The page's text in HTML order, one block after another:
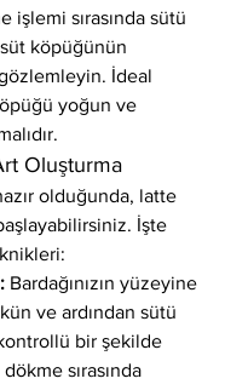
işlemi sırasında sütü
süt köpüğünün
İdeal
yoğun ve
Oluşturma
olduğunda, latte
İşte
Bardağınızın yüzeyine
ve ardından sütü
bir şekilde
sırasında